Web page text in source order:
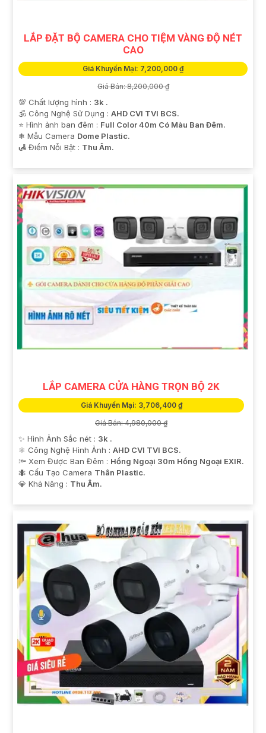
LẮP ĐẶT BỘ CAMERA CHO TIỆM VÀNG ĐỘ NÉT
CAO
Giá Khuyến Mại: 7,200,000 ₫
Giá Bán: 8,200,000 ₫
💯 Chất lượng hình : 3k .
🕉️ Công Nghệ Sử Dụng : AHD CVI TVI BCS.
⭐ Hình ảnh ban đêm : Full Color 40m Có Màu Ban Ðêm.
❄ Mẫu Camera Dome Plastic.
️🛃 Điểm Nỗi Bật : Thu Âm.
LẮP CAMERA CỬA HÀNG TRỌN BỘ 2K
Giá Khuyến Mại: 3,706,400 ₫
Giá Bán: 4,980,000 ₫
✨ Hình Ảnh Sắc nét : 3k .
⚛️ Công Nghệ Hình Ảnh : AHD CVI TVI BCS.
🔦 Xem Được Ban Đêm : Hồng Ngoại 30m Hồng Ngoại EXIR.
🐜 Cấu Tạo Camera Thân Plastic.
️💎 Khả Năng : Thu Âm.